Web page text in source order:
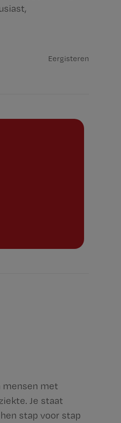
Eergisteren
mensen met
Je staat
stap voor stap